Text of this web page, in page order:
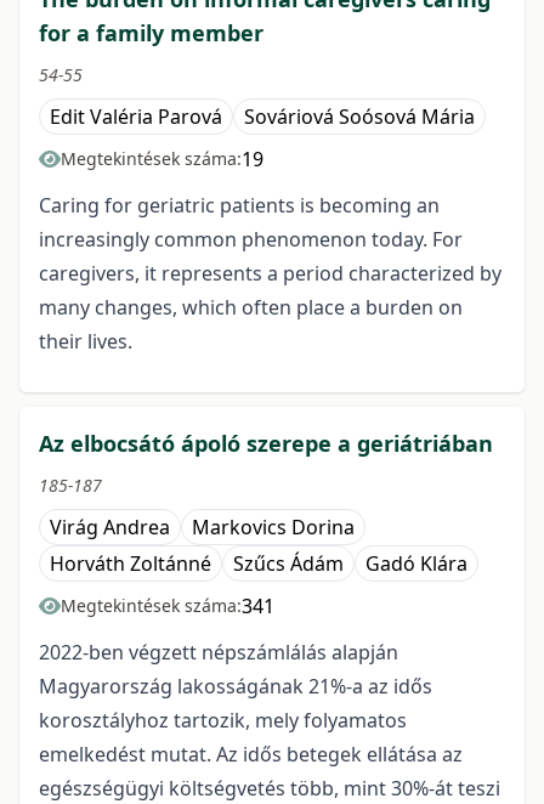
for a family member
54-55
Edit Valéria Parová Sováriová Soósová Mária
Megtekintések száma:19
Caring for geriatric patients is becoming an
increasingly common phenomenon today. For
caregivers, it represents a period characterized by
many changes, which often place a burden on
their lives.
Az elbocsátó ápoló szerepe a geriátriában
185-187
Virág Andrea
Markovics Dorina
Horváth Zoltánné
Szűcs Ádám Gadó Klára
Megtekintések száma:341
2022-ben végzett népszámlálás alapján
Magyarország lakosságának 21%-a az idős
korosztályhoz tartozik, mely folyamatos
emelkedést mutat. Az idős betegek ellátása az
egészségügyi költségvetés több, mint 30%-át teszi